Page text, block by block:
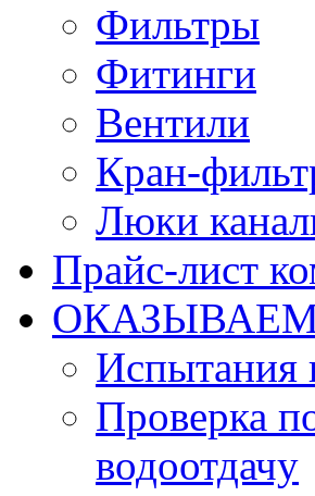
Фильтры
Фитинги
Вентили
Кран-
Люки
Прайс-лист
Испытания
Проверка
водоотдачу